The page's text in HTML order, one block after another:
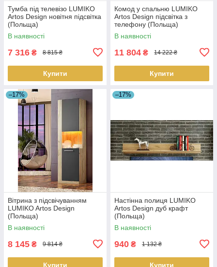
Тумба під телевізо LUMIKO
Artos Design новітня підсвітка
(Польща)
В наявності
7 316 ₴ 8 815 ₴
Купити
Комод у спальню LUMIKO
Artos Design підсвітка з
телефону (Польща)
В наявності
11 804 ₴ 14 222 ₴
Купити
–17%
Вітрина з підсвічуванням
LUMIKO Artos Design
(Польща)
В наявності
8 145 ₴ 9 814 ₴
Купити
–17%
Настінна полиця LUMIKO
Artos Design дуб крафт
(Польща)
В наявності
940 ₴ 1 132 ₴
Купити